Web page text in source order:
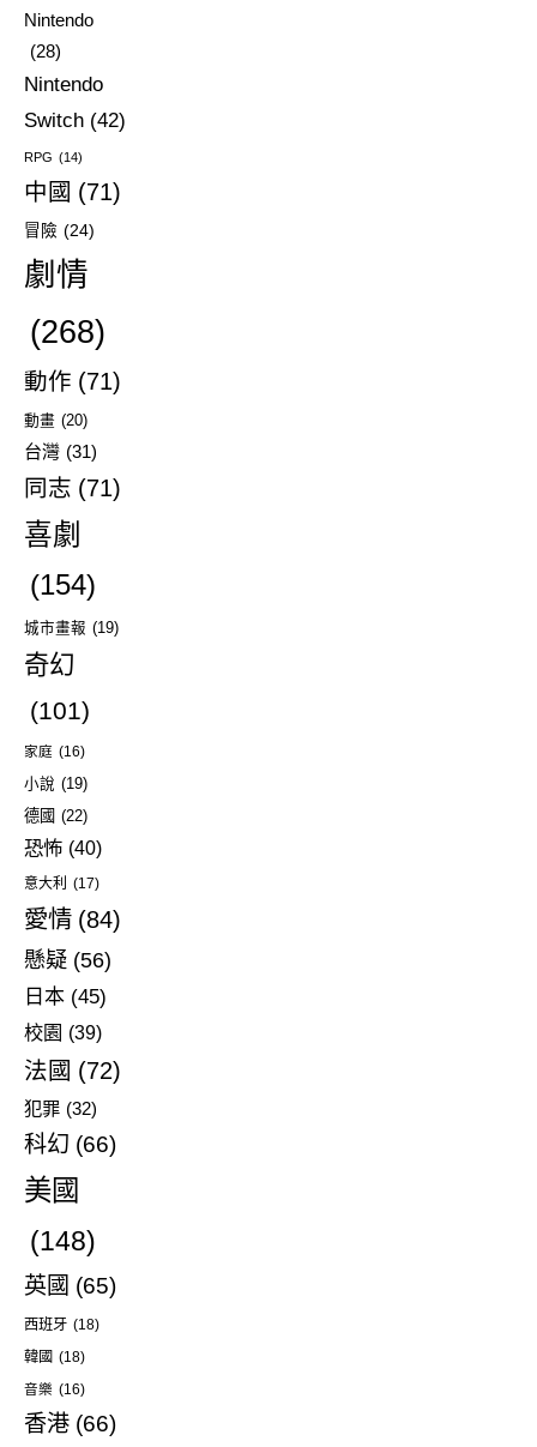
Nintendo
(28)
Nintendo
Switch (42)
RPG (14)
中國 (71)
冒險 (24)
劇情
(268)
動作 (71)
動畫 (20)
台灣 (31)
同志 (71)
喜劇
(154)
城市畫報 (19)
奇幻
(101)
家庭 (16)
小說 (19)
德國 (22)
恐怖 (40)
意大利 (17)
愛情 (84)
懸疑 (56)
日本 (45)
校園 (39)
法國 (72)
犯罪 (32)
科幻 (66)
美國
(148)
英國 (65)
西班牙 (18)
韓國 (18)
音樂 (16)
香港 (66)